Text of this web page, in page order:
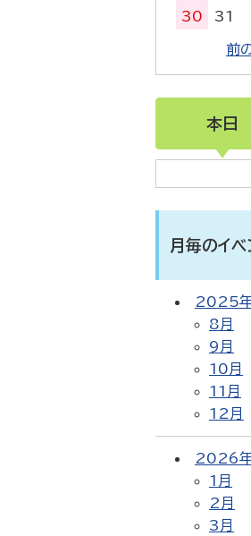
30
31
前
本日
月毎のイベ
2025
8月
9月
10月
11月
12月
2026
1月
2月
3月